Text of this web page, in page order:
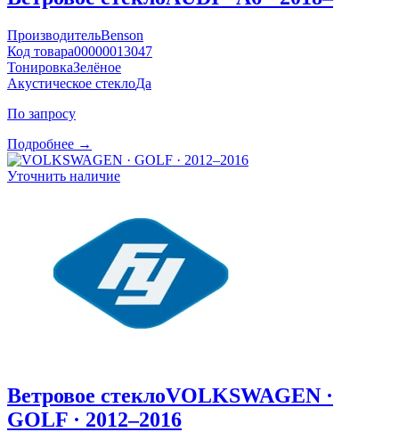
ПроизводительBenson
Код товара00000013047
ТонировкаЗелёное
Акустическое стеклоДа
По запросу
Подробнее →
Уточнить наличие
Ветровое стеклоVOLKSWAGEN ·
GOLF · 2012–2016